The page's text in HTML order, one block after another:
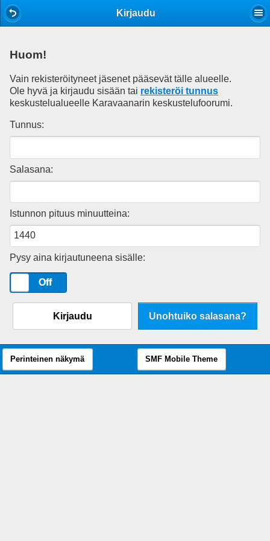
Kirjaudu
Huom!
Vain rekisteröityneet jäsenet pääsevät tälle alueelle.
Ole hyvä ja kirjaudu sisään tai rekisteröi tunnus
keskustelualueelle Karavaanarin keskustelufoorumi.
Tunnus:
Salasana:
Istunnon pituus minuutteina:
Pysy aina kirjautuneena sisälle:
Off
Kirjaudu Unohtuiko salasana?
Perinteinen näkymä SMF Mobile Theme